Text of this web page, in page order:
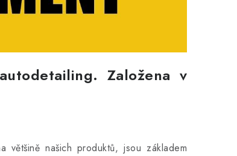
Založena v
našich produktů, jsou základem